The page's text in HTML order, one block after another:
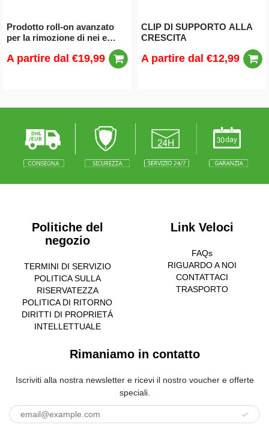
Prodotto roll-on avanzato
per la rimozione di nei e
A partire dal €19,99
CLIP DI SUPPORTO ALLA
CRESCITA
A partire dal €12,99
Politiche del
negozio
TERMINI DI SERVIZIO
POLITICA SULLA
RISERVATEZZA
POLITICA DI RITORNO
DIRITTI DI PROPRIETÁ
INTELLETTUALE
Link Veloci
FAQs
RIGUARDO A NOI
CONTATTACI
TRASPORTO
Rimaniamo in contatto
Iscriviti alla nostra newsletter e ricevi il nostro voucher e offerte
speciali.